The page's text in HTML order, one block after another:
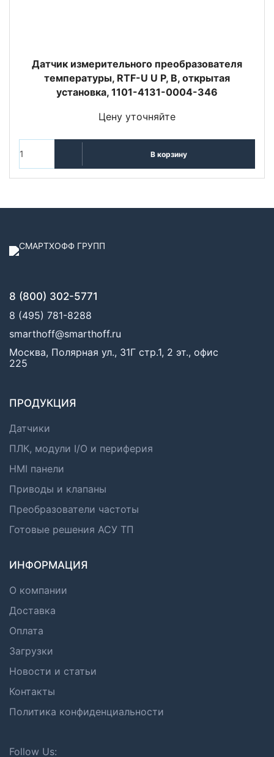
Датчик измерительного преобразователя
температуры, RTF-U U P, В, открытая
установка, 1101-4131-0004-346
Цену уточняйте
В корзину
8 (800) 302-5771
8 (495) 781-8288
smarthoff@smarthoff.ru
Москва, Полярная ул., 31Г стр.1, 2 эт., офис
225
ПРОДУКЦИЯ
Датчики
ПЛК, модули I/O и периферия
HMI панели
Приводы и клапаны
Преобразователи частоты
Готовые решения АСУ ТП
ИНФОРМАЦИЯ
О компании
Доставка
Оплата
Загрузки
Новости и статьи
Контакты
Политика конфиденциальности
Follow Us: